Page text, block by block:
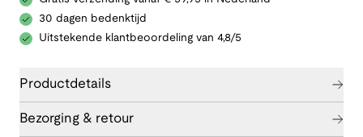
30 dagen bedenktijd
Uitstekende klantbeoordeling van 4,8/5
Productdetails
Bezorging & retour